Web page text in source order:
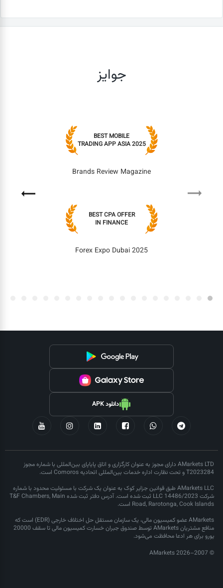
جوایز
Previous
BEST MOBILE
TRADING APP ASIA 2025
Brands Review Magazine
BEST CPA OFFER
IN FINANCE
Forex Expo Dubai 2025
دانلود APK
AMarkets LTD دارای مجوز به عنوان کارگزاری و اتاق پایاپای بین‌المللی با شماره مجوز
T2023284 و تحت نظارت اداره خدمات بین‌المللی اتحادیه Comoros است.
AMarkets LLC طبق قوانین جزایر کوک به عنوان یک شرکت با مسئولیت محدود با شماره
شرکت LLC 14486/2023 ثبت شده است. آدرس دفتر ثبت شده T&F Chambers, Main
Road, Rarotonga, Cook Islands است.
AMarkets عضو کمیسیون مالی، یک سازمان مستقل حل اختلاف خارجی (EDR) است که
منافع مشتریان AMarkets توسط صندوق جبران خسارت کمیسیون مالی تا سقف 20000
یورو برای هر ادعا محافظت می‌شود.
© 2007–2026 AMarkets